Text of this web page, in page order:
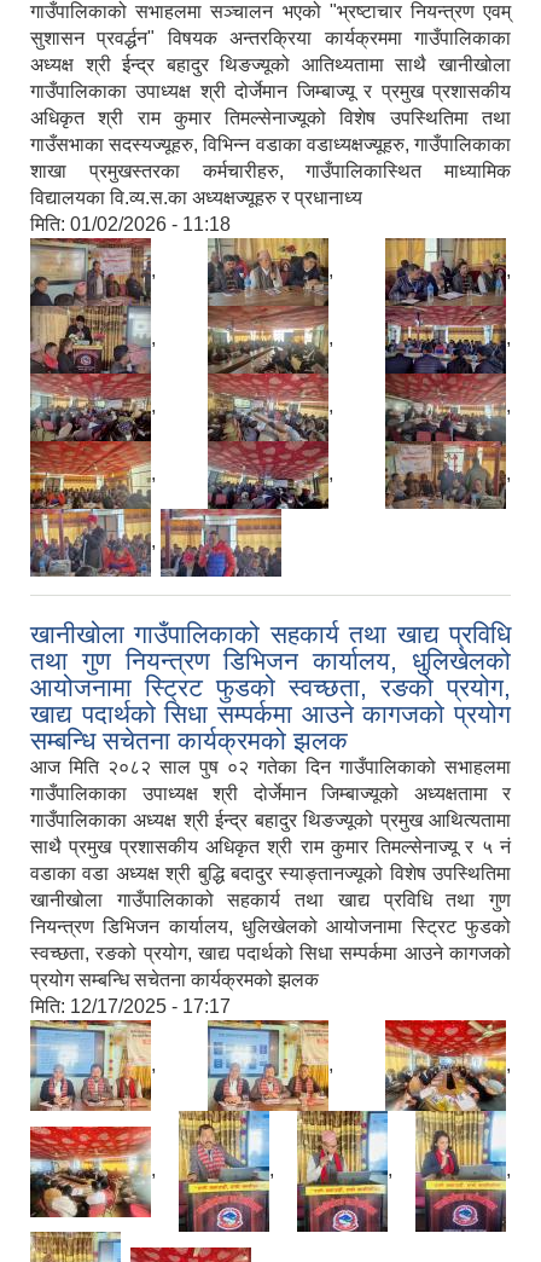
गाउँपालिकाको सभाहलमा सञ्चालन भएको "भ्रष्टाचार नियन्त्रण एवम्
सुशासन प्रवर्द्धन" विषयक अन्तरक्रिया कार्यक्रममा गाउँपालिकाका
अध्यक्ष श्री ईन्द्र बहादुर थिङज्यूको आतिथ्यतामा साथै खानीखोला
गाउँपालिकाका उपाध्यक्ष श्री दोर्जेमान जिम्बाज्यू र प्रमुख प्रशासकीय
अधिकृत श्री राम कुमार तिमल्सेनाज्यूको विशेष उपस्थितिमा तथा
गाउँसभाका सदस्यज्यूहरु, विभिन्न वडाका वडाध्यक्षज्यूहरु, गाउँपालिकाका
शाखा प्रमुखस्तरका कर्मचारीहरु, गाउँपालिकास्थित माध्यामिक
विद्यालयका वि.व्य.स.का अध्यक्षज्यूहरु र प्रधानाध्य
मिति: 01/02/2026 - 11:18
, , ,
, , ,
, , ,
, , ,
,
खानीखोला गाउँपालिकाको सहकार्य तथा खाद्य प्रविधि
तथा गुण नियन्त्रण डिभिजन कार्यालय, धुलिखेलको
आयोजनामा स्ट्रिट फुडको स्वच्छता, रङको प्रयोग,
खाद्य पदार्थको सिधा सम्पर्कमा आउने कागजको प्रयोग
सम्बन्धि सचेतना कार्यक्रमको झलक
आज मिति २०८२ साल पुष ०२ गतेका दिन गाउँपालिकाको सभाहलमा
गाउँपालिकाका उपाध्यक्ष श्री दोर्जेमान जिम्बाज्यूको अध्यक्षतामा र
गाउँपालिकाका अध्यक्ष श्री ईन्द्र बहादुर थिङज्यूको प्रमुख आथित्यतामा
साथै प्रमुख प्रशासकीय अधिकृत श्री राम कुमार तिमल्सेनाज्यू र ५ नं
वडाका वडा अध्यक्ष श्री बुद्धि बदादुर स्याङ्तानज्यूको विशेष उपस्थितिमा
खानीखोला गाउँपालिकाको सहकार्य तथा खाद्य प्रविधि तथा गुण
नियन्त्रण डिभिजन कार्यालय, धुलिखेलको आयोजनामा स्ट्रिट फुडको
स्वच्छता, रङको प्रयोग, खाद्य पदार्थको सिधा सम्पर्कमा आउने कागजको
प्रयोग सम्बन्धि सचेतना कार्यक्रमको झलक
मिति: 12/17/2025 - 17:17
, , ,
, , , ,